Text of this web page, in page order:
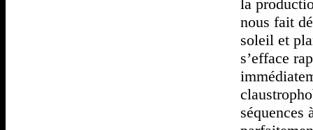
la
nous fait
soleil et
s’efface
séquences